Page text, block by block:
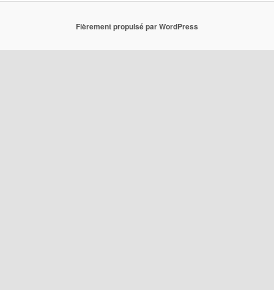
Fièrement propulsé par WordPress